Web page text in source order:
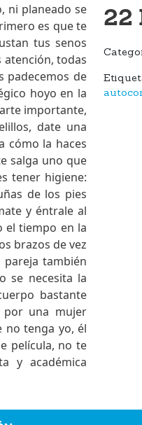
ni planeado se
es que te
tus senos
atención, todas
padecemos de
hoyo en la
importante,
date una
cómo la haces
salga uno que
tener higiene:
de los pies
y éntrale al
el tiempo en la
brazos de vez
también
se necesita la
bastante
por una mujer
no tenga yo, él
película, no te
y académica
22